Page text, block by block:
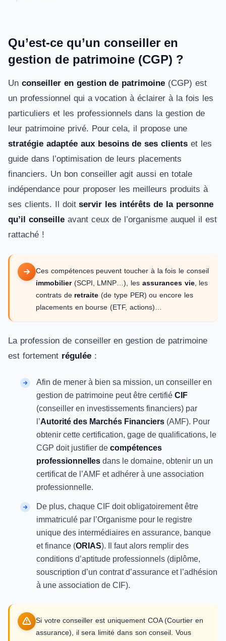
Qu’est-ce qu’un conseiller en
gestion de patrimoine (CGP) ?
Un conseiller en gestion de patrimoine (CGP) est
un professionnel qui a vocation à éclairer à la fois les
particuliers et les professionnels dans la gestion de
leur patrimoine privé. Pour cela, il propose une
stratégie adaptée aux besoins de ses clients et les
guide dans l’optimisation de leurs placements
financiers. Un bon conseiller agit aussi en totale
indépendance pour proposer les meilleurs produits à
ses clients. Il doitservir les intérêts de la personne
qu’il conseilleavant ceux de l’organisme auquel il est
rattaché !
Ces compétences peuvent toucher à la fois le conseil
immobilier(SCPI, LMNP…), les assurances vie, les
contrats de retraite (de type PER) ou encore les
placements en bourse (ETF, actions)…
La profession de conseiller en gestion de patrimoine
est fortement régulée:
Afin de mener à bien sa mission, un conseiller en
gestion de patrimoine peut être certifié CIF
(conseiller en investissements financiers) par
l’Autorité des Marchés Financiers (AMF). Pour
obtenir cette certification, gage de qualifications, le
CGP doit justifier de compétences
professionnelles dans le domaine, obtenir un un
certificat de l’AMF et adhérer à une association
professionnelle.
De plus, chaque CIF doit obligatoirement être
immatriculé par l’Organisme pour le registre
unique des intermédiaires en assurance, banque
et finance (ORIAS). Il faut alors remplir des
conditions d’aptitude professionnels (diplôme,
souscription d’un contrat d’assurance et l’adhésion
à une association de CIF).
Si votre conseiller est uniquement COA (Courtier en
assurance), il sera limité dans son conseil. Vous